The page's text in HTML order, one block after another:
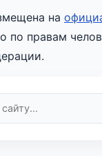
на
по правам